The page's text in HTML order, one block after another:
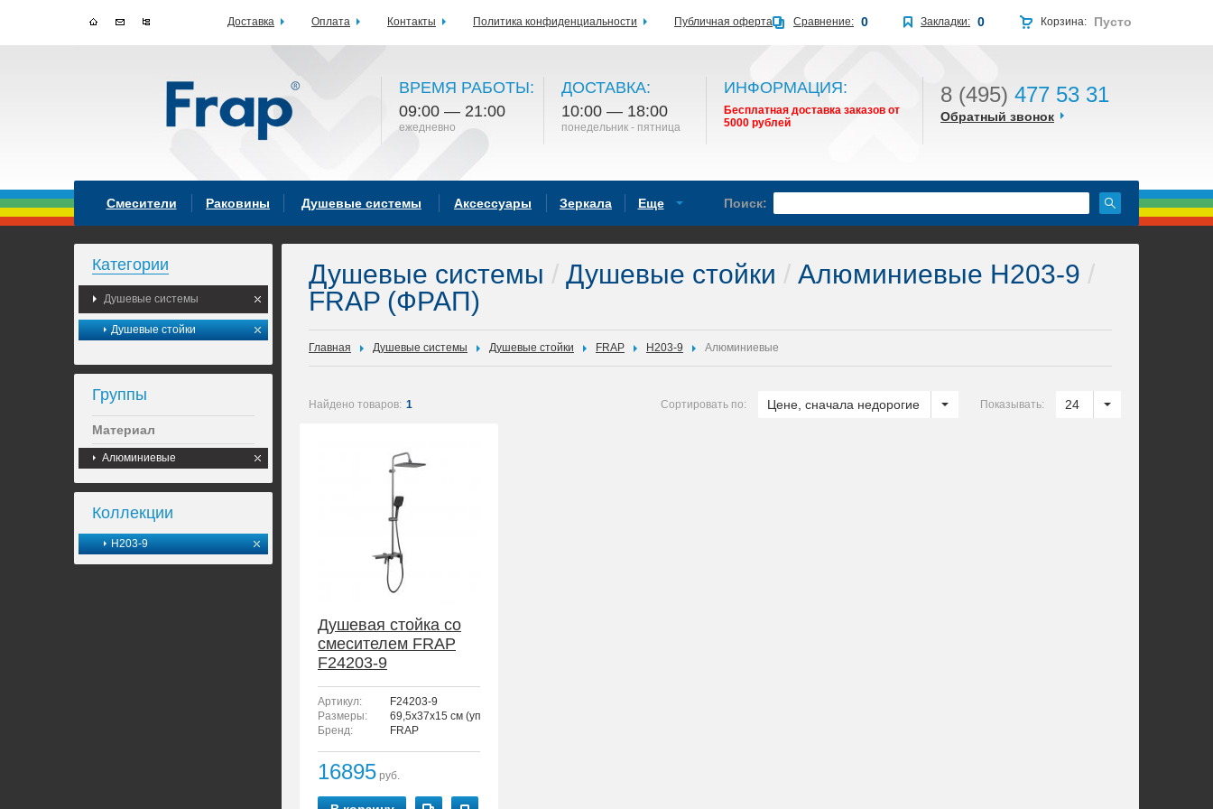
ВРЕМЯ РАБОТЫ:
09:00 — 21:00
ежедневно
ДОСТАВКА:
10:00 — 18:00
понедельник - пятница
ИНФОРМАЦИЯ:
Бесплатная доставка заказов от
5000 рублей
8 (495) 477 53 31
Обратный звонок
Смесители Раковины Душевые системы Аксессуары Зеркала Еще Поиск:
Категории
Душевые системы
Душевые стойки
Группы
Материал
Алюминиевые
Коллекции
H203-9
Душевые системы / Душевые стойки / Алюминиевые H203-9 /
FRAP (ФРАП)
Главная Душевые системы Душевые стойки FRAP H203-9 Алюминиевые
Найдено товаров: 1 Показывать: 24
Сортировать по: Цене, сначала недорогие
Душевая стойка со
смесителем FRAP
F24203-9
Артикул:
F24203-9
Размеры:
69,5x37x15 см (упаковка)
Бренд:
FRAP
16895 руб.
Доставка Оплата Контакты Политика конфиденциальности Публичная оферта Корзина: Пусто
Закладки: 0
Сравнение: 0